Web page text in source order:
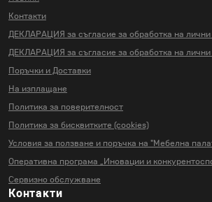
Контакти
ДЕКЛАРАЦИЯ за съгласие за обработка на
ДЕКЛАРАЦИЯ за съгласие за обработка на
Поръчки и Доставки
На изплащане
Политика за поверителност
Политика за бисквитките (cookies)
Условия за ползване и поръчка на "Мебелна
Оперативна програма „Иновации и
Сервизно обслужване
Контакти